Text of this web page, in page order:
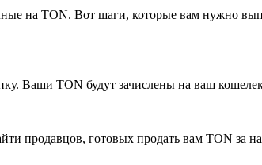
на TON. Вот шаги, которые вам нужно
Ваши TON будут зачислены на ваш
продавцов, готовых продать вам TON за